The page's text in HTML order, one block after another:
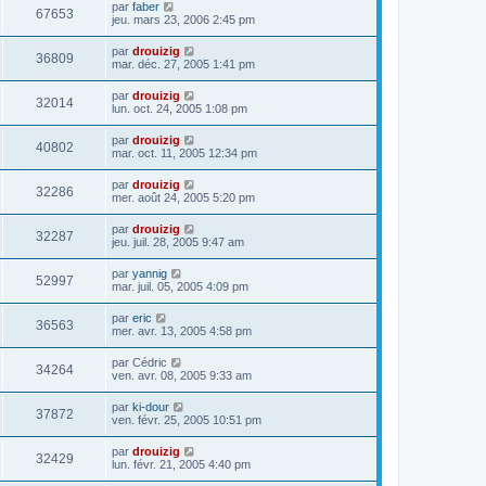
67653 par faber
jeu. mars 23, 2006 2:45 pm
36809 par drouizig
mar. déc. 27, 2005 1:41 pm
32014 par drouizig
lun. oct. 24, 2005 1:08 pm
40802 par drouizig
mar. oct. 11, 2005 12:34 pm
32286 par drouizig
mer. août 24, 2005 5:20 pm
32287 par drouizig
jeu. juil. 28, 2005 9:47 am
52997 par yannig
mar. juil. 05, 2005 4:09 pm
36563 par eric
mer. avr. 13, 2005 4:58 pm
34264 par Cédric
ven. avr. 08, 2005 9:33 am
37872 par ki-dour
ven. févr. 25, 2005 10:51 pm
32429 par drouizig
lun. févr. 21, 2005 4:40 pm